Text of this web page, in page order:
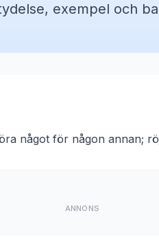
exempel och
något för någon annan;
ANNONS